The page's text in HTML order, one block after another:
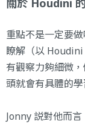
關於 Houdini
重點不是一定要
瞭解（以
有觀察力夠細微
頭就會有具體的學
Jonny 説對他而